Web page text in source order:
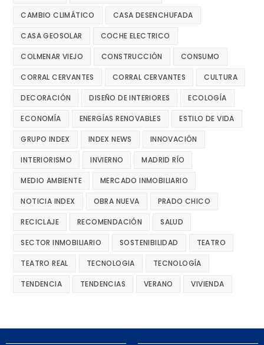
CAMBIO CLIMÁTICO CASA DESENCHUFADA
CASA GEOSOLAR COCHE ELECTRICO
COLMENAR VIEJO CONSTRUCCIÓN CONSUMO
CORRAL CERVANTES CORRAL CERVANTES CULTURA
DECORACIÓN DISEÑO DE INTERIORES ECOLOGÍA
ECONOMÍA ENERGÍAS RENOVABLES ESTILO DE VIDA
GRUPO INDEX INDEX NEWS INNOVACIÓN
INTERIORISMO INVIERNO MADRID RÍO
MEDIO AMBIENTE MERCADO INMOBILIARIO
NOTICIA INDEX OBRA NUEVA PRADO CHICO
RECICLAJE RECOMENDACIÓN SALUD
SECTOR INMOBILIARIO SOSTENIBILIDAD TEATRO
TEATRO REAL TECNOLOGIA TECNOLOGÍA
TENDENCIA TENDENCIAS VERANO VIVIENDA